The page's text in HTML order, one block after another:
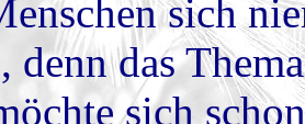
sich
denn das
sich